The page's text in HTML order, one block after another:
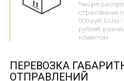
*акция
страхование
000 руб. Если
рублей,
клиентом.
ПЕРЕВОЗКА
ОТПРАВЛЕНИЙ